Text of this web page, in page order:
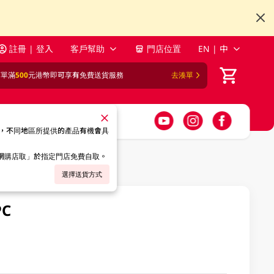
註冊 | 登入 客戶幫助 門店位置 EN | 中
滿500元港幣即可享有免費送貨服務 去湊單
不同地區所提供的產品有機會具
購店取」於指定門店免費自取。
選擇送貨方式